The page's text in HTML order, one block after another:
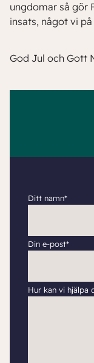
ungdomar så gör
insats, något vi
God Jul och Gott
Ditt namn*
Din e-post*
Hur kan vi hjälpa